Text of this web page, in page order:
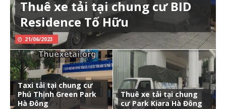
Thuê xe tải tại chung cư BID
Residence Tố Hữu
21/06/2023
Taxi tải tại chung cư
Phú Thịnh Green Park
Hà Đông
Thuê xe tải tại chung
cư Park Kiara Hà Đông